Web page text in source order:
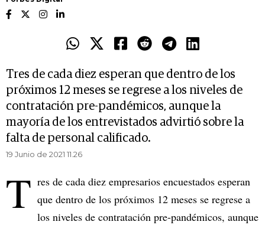
Tres de cada diez esperan que dentro de los
próximos 12 meses se regrese a los niveles de
contratación pre-pandémicos, aunque la
mayoría de los entrevistados advirtió sobre la
falta de personal calificado.
19 Junio de 2021 11.26
T res de cada diez empresarios encuestados esperan
que dentro de los próximos 12 meses se regrese a
los niveles de contratación pre-pandémicos, aunque